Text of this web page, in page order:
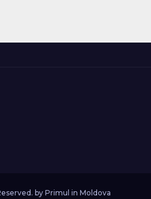
by Primul in Moldova